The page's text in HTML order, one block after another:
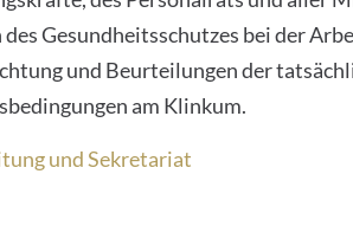
des Gesundheitsschutzes bei der
und Beurteilungen der
am Klinkum.
und Sekretariat